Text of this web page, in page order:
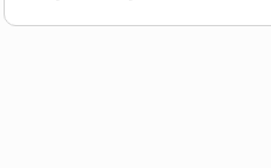
Διάμετρος 25,0 mm